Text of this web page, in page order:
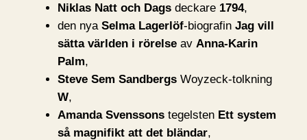
Niklas Natt och Dagsdeckare 1794,
den nya Selma Lagerlöf-biografin Jag vill
sätta världen i rörelseav Anna-Karin
Palm,
Steve Sem SandbergsWoyzeck-tolkning
W,
Amanda Svenssonstegelsten Ett system
så magnifikt att det bländar,